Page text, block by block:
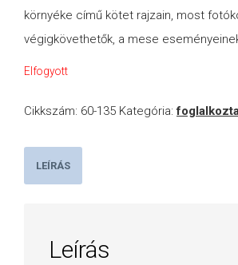
környéke című kötet rajzain, most
végigkövethetők, a mese
Elfogyott
Cikkszám: 60-135 Kategória:
LEÍRÁS
Leírás